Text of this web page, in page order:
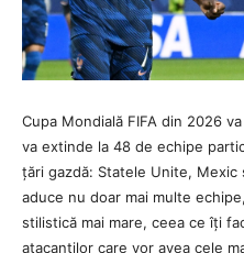
Cupa Mondială FIFA din 2026
va extinde la 48 de echipe
țări gazdă: Statele Unite, Mexic
aduce nu doar mai multe
stilistică mai mare, ceea ce îți
atacanților care vor avea cele